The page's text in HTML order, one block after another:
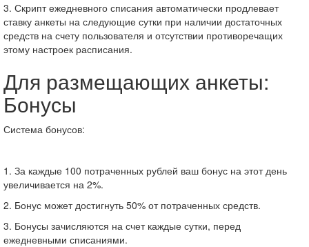
3. Скрипт ежедневного списания автоматически продлевает
ставку анкеты на следующие сутки при наличии достаточных
средств на счету пользователя и отсутствии противоречащих
этому настроек расписания.
Для размещающих анкеты:
Бонусы
Система бонусов:
1. За каждые 100 потраченных рублей ваш бонус на этот день
увеличивается на 2%.
2. Бонус может достигнуть 50% от потраченных средств.
3. Бонусы зачисляются на счет каждые сутки, перед
ежедневными списаниями.